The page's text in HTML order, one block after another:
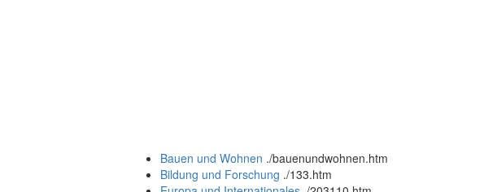
Bauen und Wohnen ./bauenundwohnen.htm
Bildung und Forschung ./133.htm